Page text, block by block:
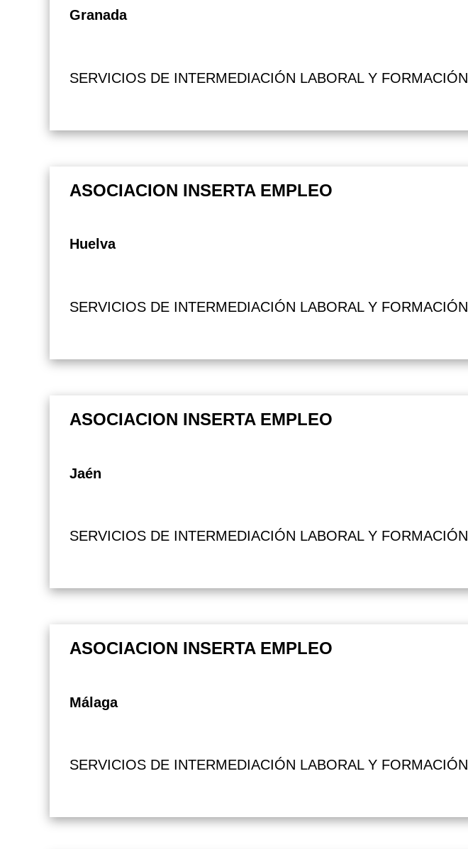
Granada
SERVICIOS DE INTERMEDIACIÓN LABORAL Y FORMACIÓN
ASOCIACION INSERTA EMPLEO
Huelva
SERVICIOS DE INTERMEDIACIÓN LABORAL Y FORMACIÓN
ASOCIACION INSERTA EMPLEO
Jaén
SERVICIOS DE INTERMEDIACIÓN LABORAL Y FORMACIÓN
ASOCIACION INSERTA EMPLEO
Málaga
SERVICIOS DE INTERMEDIACIÓN LABORAL Y FORMACIÓN